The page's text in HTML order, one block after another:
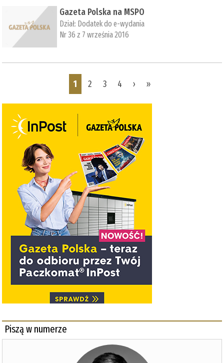
Gazeta Polska na MSPO
Dział: Dodatek do e-wydania
Nr 36 z 7 września 2016
1 2 3 4 › »
Piszą w numerze